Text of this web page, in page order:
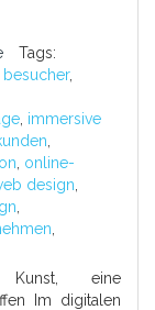
Tags:
besucher,
immersive
online-
design
Kunst, eine
Im digitalen